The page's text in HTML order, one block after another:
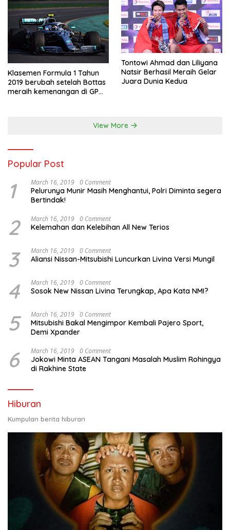
Klasemen Formula 1 Tahun
2019 berubah setelah Bottas
meraih kemenangan di GP
Tontowi Ahmad dan Liliyana
Natsir Berhasil Meraih Gelar
Juara Dunia Kedua
View More
Popular Post
1 March 16, 2019 0 Comment
Pelurunya Munir Masih Menghantui, Polri Diminta segera
Bertindak!
2 March 16, 2019 0 Comment
Kelemahan dan Kelebihan All New Terios
3 March 16, 2019 0 Comment
Aliansi Nissan-Mitsubishi Luncurkan Livina Versi Mungil
4 March 16, 2019 0 Comment
Sosok New Nissan Livina Terungkap, Apa Kata NMI?
5 March 16, 2019 0 Comment
Mitsubishi Bakal Mengimpor Kembali Pajero Sport,
Demi Xpander
6 March 16, 2019 0 Comment
Jokowi Minta ASEAN Tangani Masalah Muslim Rohingya
di Rakhine State
Hiburan
Kumpulan berita hiburan